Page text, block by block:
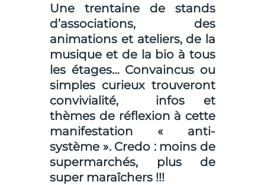
Une trentaine de stands
d’associations, des
animations et ateliers, de la
musique et de la bio à tous
les étages… Convaincus ou
simples curieux trouveront
convivialité, infos et
thèmes de réflexion à cette
manifestation « anti-
système ». Credo : moins de
supermarchés, plus de
super maraîchers !!!